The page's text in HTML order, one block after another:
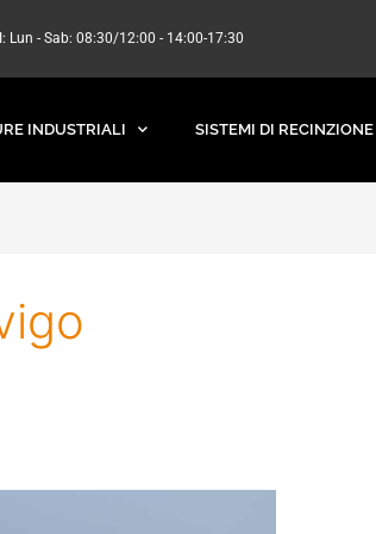
Lun - Sab: 08:30/12:00 - 14:00-17:30
INDUSTRIALI SISTEMI DI RECINZIONE